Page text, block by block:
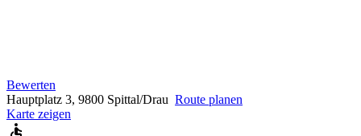
Bewerten
Hauptplatz 3, 9800 Spittal/Drau Route planen
Karte zeigen